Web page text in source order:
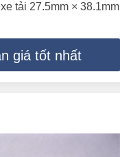
tải 27.5mm × 38.1mm
giá tốt nhất